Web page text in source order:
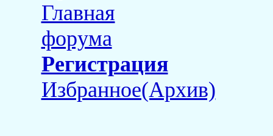
Главная
форума
Регистрация
Избранное(Архив)